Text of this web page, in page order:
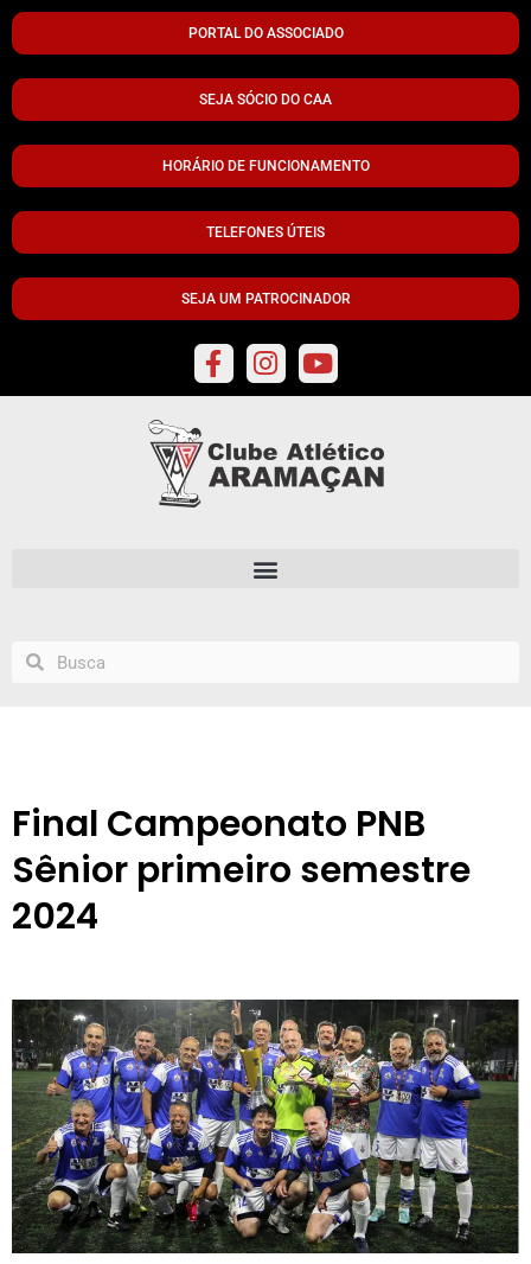
PORTAL DO ASSOCIADO
SEJA SÓCIO DO CAA
HORÁRIO DE FUNCIONAMENTO
TELEFONES ÚTEIS
SEJA UM PATROCINADOR
Final Campeonato PNB
Sênior primeiro semestre
2024